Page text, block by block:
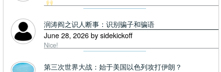
润涛阎之识人断事：识别骗子和骗语
June 28, 2026 by sidekickoff
Nice!
第三次世界大战：始于美国以色列攻打伊朗？